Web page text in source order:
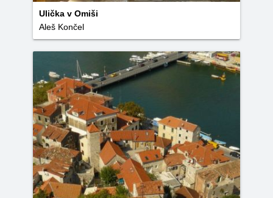
Ulička v Omiši
Aleš Končel